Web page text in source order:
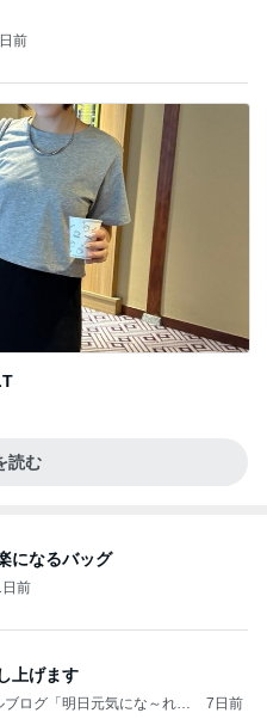
前
T
読む
になるバッグ
日前
上げます
ログ「明日元気にな～れ」
7日前